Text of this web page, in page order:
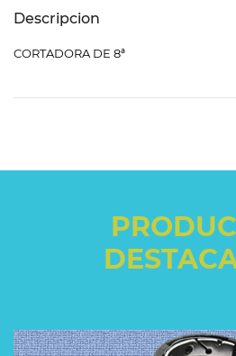
Descripcion
CORTADORA DE 8ª